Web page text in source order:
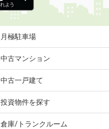
月極駐車場
中古マンション
中古一戸建て
投資物件を探す
倉庫/トランクルーム